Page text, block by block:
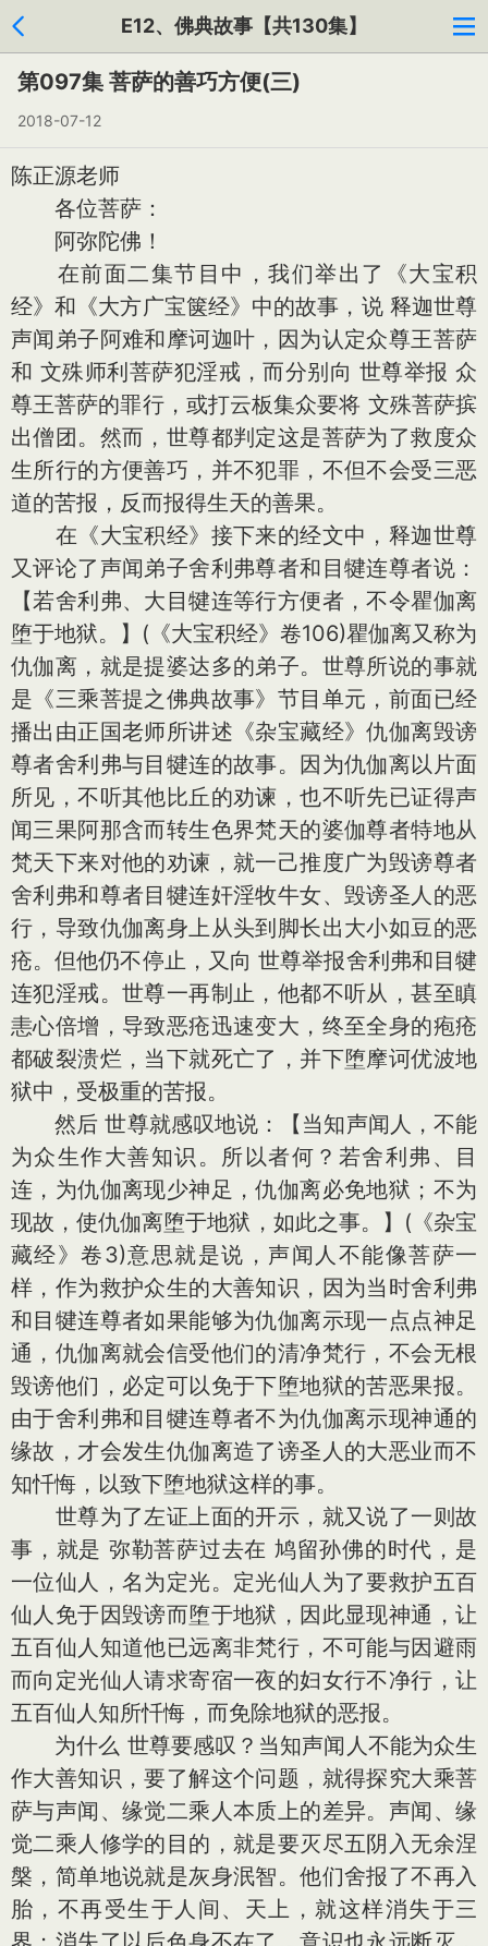
E12、佛典故事【共130集】
第097集 菩萨的善巧方便(三)
2018-07-12
陈正源老师
各位菩萨：
阿弥陀佛！
在前面二集节目中，我们举出了《大宝积
经》和《大方广宝箧经》中的故事，说 释迦世尊
声闻弟子阿难和摩诃迦叶，因为认定众尊王菩萨
和 文殊师利菩萨犯淫戒，而分别向 世尊举报 众
尊王菩萨的罪行，或打云板集众要将 文殊菩萨摈
出僧团。然而，世尊都判定这是菩萨为了救度众
生所行的方便善巧，并不犯罪，不但不会受三恶
道的苦报，反而报得生天的善果。
在《大宝积经》接下来的经文中，释迦世尊
又评论了声闻弟子舍利弗尊者和目犍连尊者说：
【若舍利弗、大目犍连等行方便者，不令瞿伽离
堕于地狱。】(《大宝积经》卷106)瞿伽离又称为
仇伽离，就是提婆达多的弟子。世尊所说的事就
是《三乘菩提之佛典故事》节目单元，前面已经
播出由正国老师所讲述《杂宝藏经》仇伽离毁谤
尊者舍利弗与目犍连的故事。因为仇伽离以片面
所见，不听其他比丘的劝谏，也不听先已证得声
闻三果阿那含而转生色界梵天的婆伽尊者特地从
梵天下来对他的劝谏，就一己推度广为毁谤尊者
舍利弗和尊者目犍连奸淫牧牛女、毁谤圣人的恶
行，导致仇伽离身上从头到脚长出大小如豆的恶
疮。但他仍不停止，又向 世尊举报舍利弗和目犍
连犯淫戒。世尊一再制止，他都不听从，甚至瞋
恚心倍增，导致恶疮迅速变大，终至全身的疱疮
都破裂溃烂，当下就死亡了，并下堕摩诃优波地
狱中，受极重的苦报。
然后 世尊就感叹地说：【当知声闻人，不能
为众生作大善知识。所以者何？若舍利弗、目
连，为仇伽离现少神足，仇伽离必免地狱；不为
现故，使仇伽离堕于地狱，如此之事。】(《杂宝
藏经》卷3)意思就是说，声闻人不能像菩萨一
样，作为救护众生的大善知识，因为当时舍利弗
和目犍连尊者如果能够为仇伽离示现一点点神足
通，仇伽离就会信受他们的清净梵行，不会无根
毁谤他们，必定可以免于下堕地狱的苦恶果报。
由于舍利弗和目犍连尊者不为仇伽离示现神通的
缘故，才会发生仇伽离造了谤圣人的大恶业而不
知忏悔，以致下堕地狱这样的事。
世尊为了左证上面的开示，就又说了一则故
事，就是 弥勒菩萨过去在 鸠留孙佛的时代，是
一位仙人，名为定光。定光仙人为了要救护五百
仙人免于因毁谤而堕于地狱，因此显现神通，让
五百仙人知道他已远离非梵行，不可能与因避雨
而向定光仙人请求寄宿一夜的妇女行不净行，让
五百仙人知所忏悔，而免除地狱的恶报。
为什么 世尊要感叹？当知声闻人不能为众生
作大善知识，要了解这个问题，就得探究大乘菩
萨与声闻、缘觉二乘人本质上的差异。声闻、缘
觉二乘人修学的目的，就是要灭尽五阴入无余涅
槃，简单地说就是灰身泯智。他们舍报了不再入
胎，不再受生于人间、天上，就这样消失于三